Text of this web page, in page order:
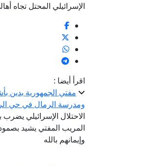
الإسرائيلي المحتل تجاه
اقرأ أيضا :
مفتي الجمهورية يدين
ومدرسة الرمال في حي
الاحتلال الإسرائيلي
المريب المفتي يشيد
وإيمانهم بالله